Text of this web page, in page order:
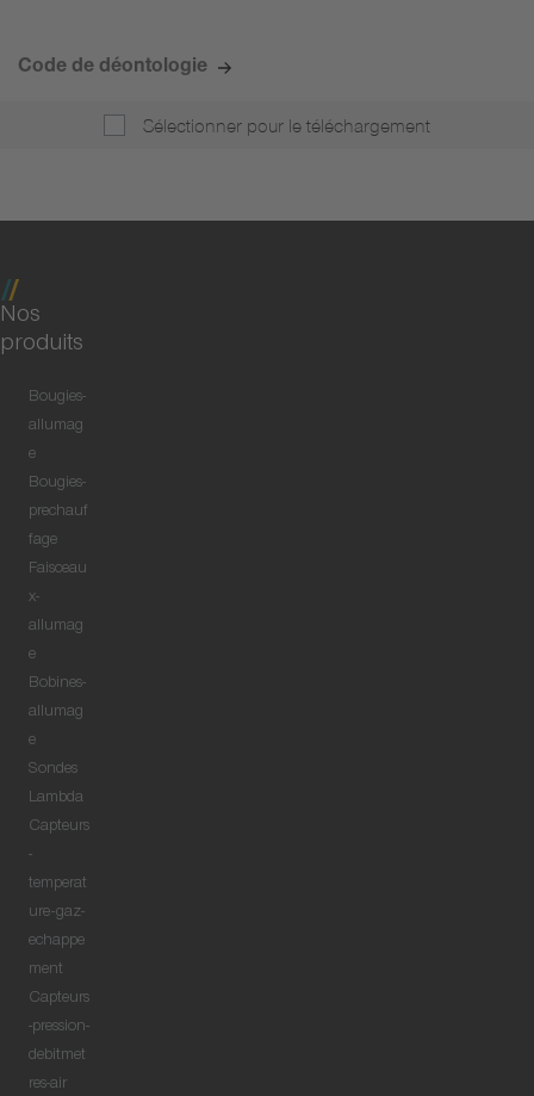
Code de déontologie
Sélectionner pour le téléchargement
Nos
produits
Bougies-
allumag
e
Bougies-
prechauf
fage
Faisceau
x-
allumag
e
Bobines-
allumag
e
Sondes
Lambda
Capteurs
-
temperat
ure-gaz-
echappe
ment
Capteurs
-pression-
debitmet
res-air